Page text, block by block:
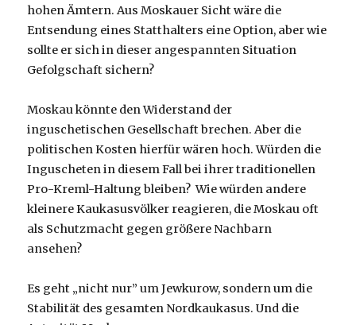
hohen Ämtern. Aus Moskauer Sicht wäre die
Entsendung eines Statthalters eine Option, aber wie
sollte er sich in dieser angespannten Situation
Gefolgschaft sichern?
Moskau könnte den Widerstand der
inguschetischen Gesellschaft brechen. Aber die
politischen Kosten hierfür wären hoch. Würden die
Inguscheten in diesem Fall bei ihrer traditionellen
Pro-Kreml-Haltung bleiben? Wie würden andere
kleinere Kaukasusvölker reagieren, die Moskau oft
als Schutzmacht gegen größere Nachbarn
ansehen?
Es geht „nicht nur” um Jewkurow, sondern um die
Stabilität des gesamten Nordkaukasus. Und die